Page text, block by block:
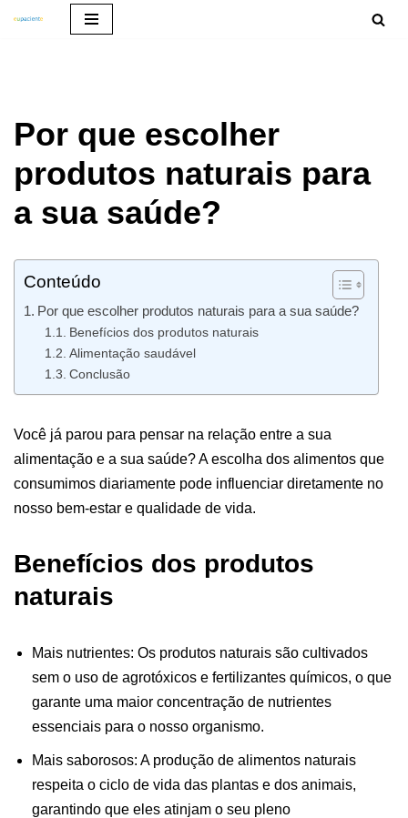
conteúdo
Por que escolher
produtos naturais para
a sua saúde?
Conteúdo
Por que escolher produtos naturais para a sua saúde?
Benefícios dos produtos naturais
Alimentação saudável
Conclusão
Você já parou para pensar na relação entre a sua
alimentação e a sua saúde? A escolha dos alimentos que
consumimos diariamente pode influenciar diretamente no
nosso bem-estar e qualidade de vida.
Benefícios dos produtos
naturais
Mais nutrientes: Os produtos naturais são cultivados
sem o uso de agrotóxicos e fertilizantes químicos, o que
garante uma maior concentração de nutrientes
essenciais para o nosso organismo.
Mais saborosos: A produção de alimentos naturais
respeita o ciclo de vida das plantas e dos animais,
garantindo que eles atinjam o seu pleno